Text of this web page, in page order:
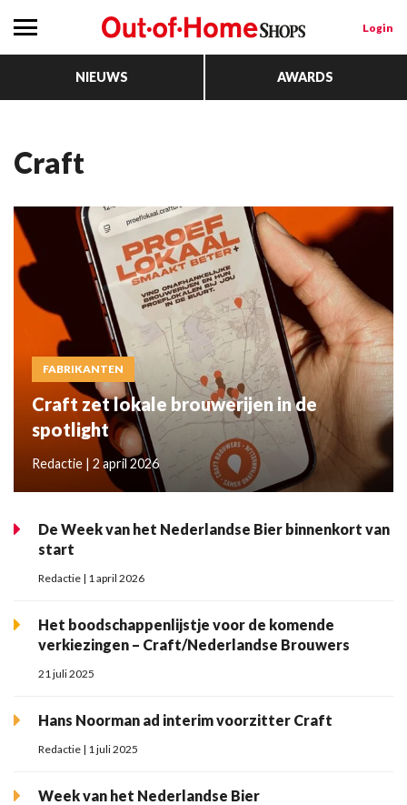
Login
NIEUWS AWARDS
Craft
FABRIKANTEN
Craft zet lokale brouwerijen in de
spotlight
Redactie | 2 april 2026
De Week van het Nederlandse Bier binnenkort van
start
Redactie | 1 april 2026
Het boodschappenlijstje voor de komende
verkiezingen – Craft/Nederlandse Brouwers
21 juli 2025
Hans Noorman ad interim voorzitter Craft
Redactie | 1 juli 2025
Week van het Nederlandse Bier